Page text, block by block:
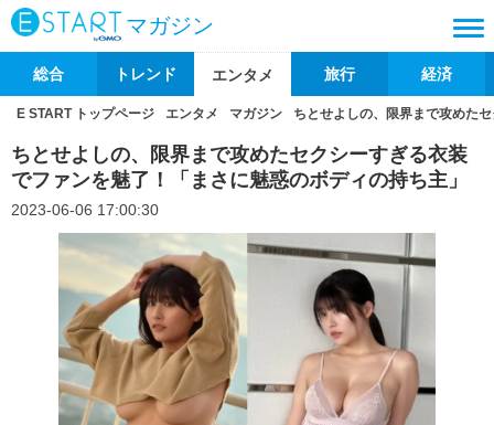
マガジン
総合 トレンド エンタメ 旅行 経済
E START トップページ エンタメ マガジン ちとせよしの、限界まで攻めた
ちとせよしの、限界まで攻めたセクシーすぎる衣装
でファンを魅了！「まさに魅惑のボディの持ち主」
2023-06-06 17:00:30